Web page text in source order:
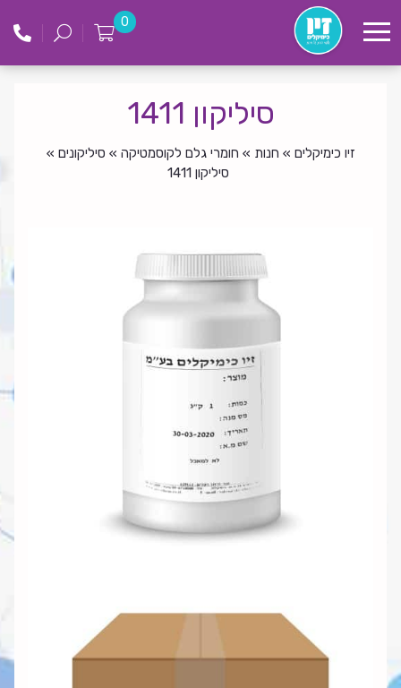
לתוכן
זיו
כימקילים
0
סיליקון 1411
זיו כימיקלים » חנות » חומרי גלם לקוסמטיקה » סיליקונים »
סיליקון 1411